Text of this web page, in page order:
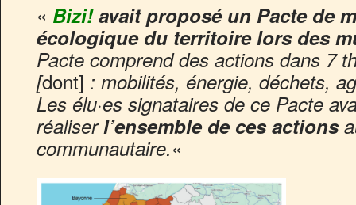
« Bizi!avait proposé un Pacte de
écologique du territoire lors des
Pacte comprend des actions dans 7
[dont] : mobilités, énergie, déchets,
Les élu·es signataires de ce Pacte
réaliserl’ensemble de ces actions
communautaire.«